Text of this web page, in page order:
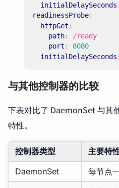
initialDelaySeconds :
readinessProbe:
httpGet :
path:
/ready
port :
8080
initialDelaySeconds :
与其他控制器的比较
下表对比了 DaemonSet 与其
特性。
控制器类型 主要特
DaemonSet
每节点